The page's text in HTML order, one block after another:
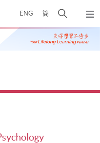
ENG 簡
開
搜
尋
彈
出
主